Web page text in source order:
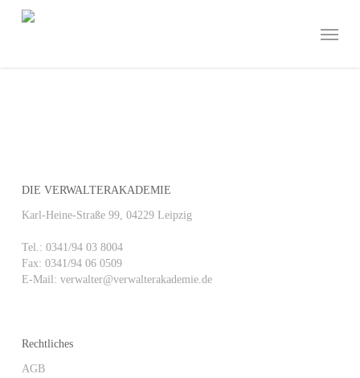
Menu
DIE VERWALTERAKADEMIE
Karl-Heine-Straße 99, 04229 Leipzig
Tel.: 0341/94 03 8004
Fax: 0341/94 06 0509
E-Mail: verwalter@verwalterakademie.de
Rechtliches
AGB